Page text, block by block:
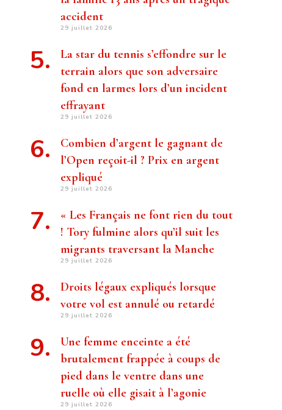
accident
29 juillet 2026
La star du tennis s’effondre sur le
terrain alors que son adversaire
fond en larmes lors d’un incident
effrayant
29 juillet 2026
Combien d’argent le gagnant de
l’Open reçoit-il ? Prix ​​en argent
expliqué
29 juillet 2026
« Les Français ne font rien du tout
! Tory fulmine alors qu’il suit les
migrants traversant la Manche
29 juillet 2026
Droits légaux expliqués lorsque
votre vol est annulé ou retardé
29 juillet 2026
Une femme enceinte a été
brutalement frappée à coups de
pied dans le ventre dans une
ruelle où elle gisait à l’agonie
29 juillet 2026